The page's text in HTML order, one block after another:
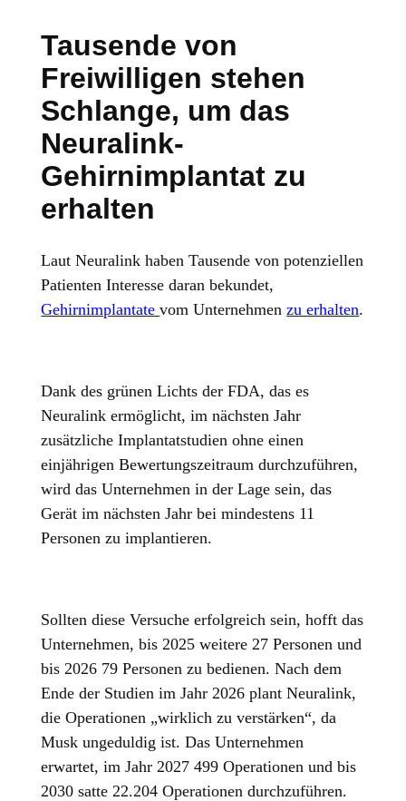
Tausende von
Freiwilligen stehen
Schlange, um das
Neuralink-
Gehirnimplantat zu
erhalten
Laut Neuralink haben Tausende von potenziellen
Patienten Interesse daran bekundet,
Gehirnimplantatevom Unternehmenzu erhalten.
Dank des grünen Lichts der FDA, das es
Neuralink ermöglicht, im nächsten Jahr
zusätzliche Implantatstudien ohne einen
einjährigen Bewertungszeitraum durchzuführen,
wird das Unternehmen in der Lage sein, das
Gerät im nächsten Jahr bei mindestens 11
Personen zu implantieren.
Sollten diese Versuche erfolgreich sein, hofft das
Unternehmen, bis 2025 weitere 27 Personen und
bis 2026 79 Personen zu bedienen. Nach dem
Ende der Studien im Jahr 2026 plant Neuralink,
die Operationen „wirklich zu verstärken“, da
Musk ungeduldig ist. Das Unternehmen
erwartet, im Jahr 2027 499 Operationen und bis
2030 satte 22.204 Operationen durchzuführen.